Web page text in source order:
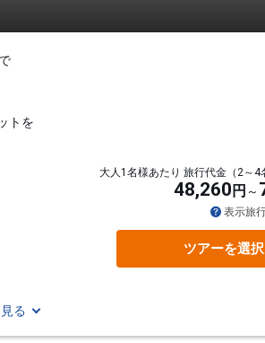
トを
大人1名様あたり 旅行代金（2～4
48,260 円
表示旅
ツアーを選択
る